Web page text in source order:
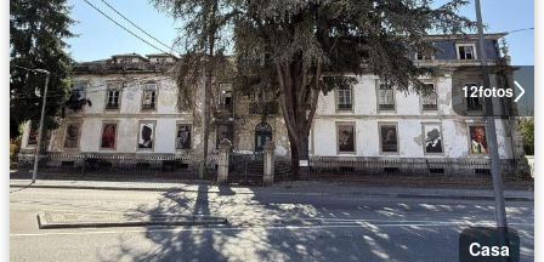
12fotos
Casa